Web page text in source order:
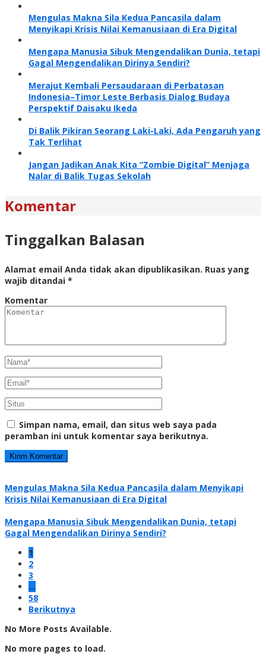
Mengulas Makna Sila Kedua Pancasila dalam
Menyikapi Krisis Nilai Kemanusiaan di Era Digital
Mengapa Manusia Sibuk Mengendalikan Dunia, tetapi
Gagal Mengendalikan Dirinya Sendiri?
Merajut Kembali Persaudaraan di Perbatasan
Indonesia–Timor Leste Berbasis Dialog Budaya
Perspektif Daisaku Ikeda
Di Balik Pikiran Seorang Laki-Laki, Ada Pengaruh yang
Tak Terlihat
Jangan Jadikan Anak Kita “Zombie Digital” Menjaga
Nalar di Balik Tugas Sekolah
Komentar
Tinggalkan Balasan
Alamat email Anda tidak akan dipublikasikan. Ruas yang
wajib ditandai *
Komentar
Simpan nama, email, dan situs web saya pada
peramban ini untuk komentar saya berikutnya.
Mengulas Makna Sila Kedua Pancasila dalam Menyikapi
Krisis Nilai Kemanusiaan di Era Digital
Mengapa Manusia Sibuk Mengendalikan Dunia, tetapi
Gagal Mengendalikan Dirinya Sendiri?
1
2
3
…
58
Berikutnya
No More Posts Available.
No more pages to load.